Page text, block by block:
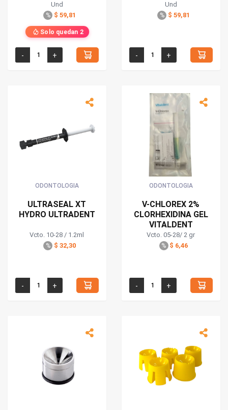
Und
% $ 59,81
Solo quedan 2
Und
% $ 59,81
ODONTOLOGIA
ULTRASEAL XT
HYDRO ULTRADENT
Vcto. 10-28 / 1.2ml
% $ 32,30
ODONTOLOGIA
V-CHLOREX 2%
CLORHEXIDINA GEL
VITALDENT
Vcto. 05-28/ 2 gr
% $ 6,46